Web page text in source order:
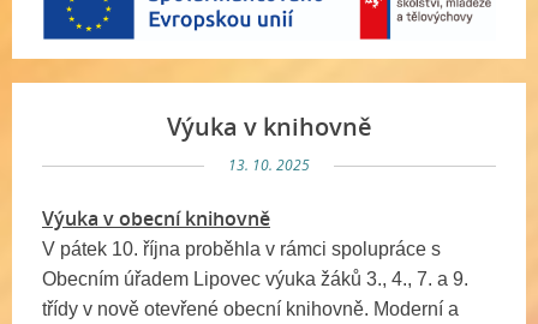
Výuka v knihovně
13. 10. 2025
Výuka v obecní knihovně
V pátek 10. října proběhla v rámci spolupráce s
Obecním úřadem Lipovec výuka žáků 3., 4., 7. a 9.
třídy v nově otevřené obecní knihovně. Moderní a